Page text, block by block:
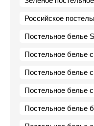
Российское
Постельное белье
Постельное белье
Постельное белье
Постельное белье
Постельное белье